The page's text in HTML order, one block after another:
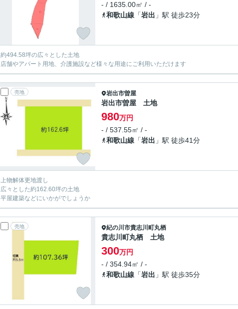
- / 1635.00㎡ / -
和歌山線 「岩出 」駅 徒歩23分
約494.58坪の広々とした土地
店舗やアパート用地、介護施設など様々な用途にご利用いただけます
売地 岩出市曽屋
岩出市曽屋 土地
980万円
- / 537.55㎡ / -
和歌山線 「岩出 」駅 徒歩41分
上物解体更地渡し
広々とした約162.60坪の土地
平屋建築などにいかがでしょうか
売地 紀の川市貴志川町丸栖
貴志川町丸栖 土地
300万円
- / 354.94㎡ / -
和歌山線 「岩出 」駅 徒歩35分